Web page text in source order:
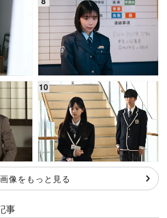
画像をもっと見る
事